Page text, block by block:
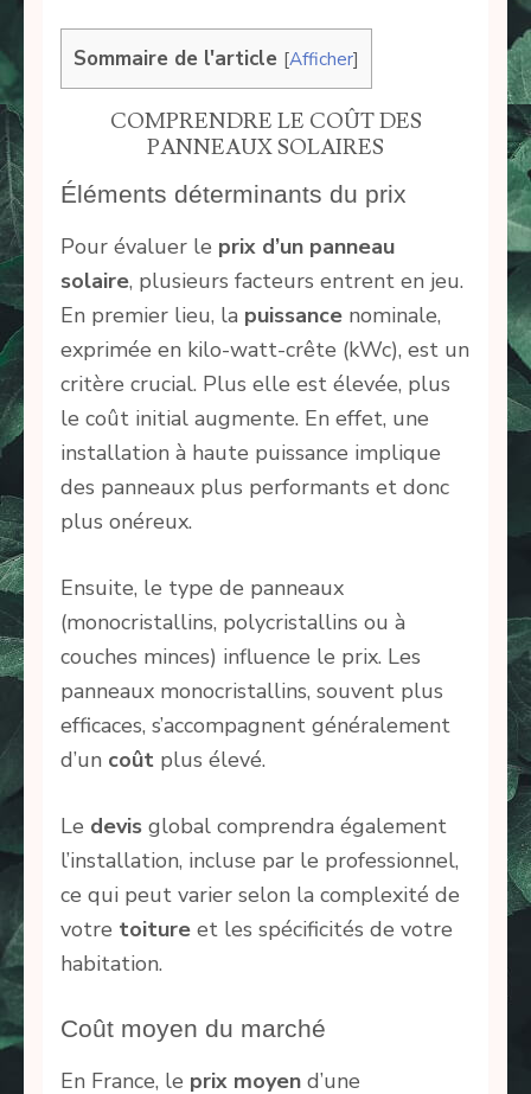
Sommaire de l'article [Afficher]
COMPRENDRE LE COÛT DES
PANNEAUX SOLAIRES
Éléments déterminants du prix
Pour évaluer le prix d’un panneau
solaire, plusieurs facteurs entrent en jeu.
En premier lieu, la puissance nominale,
exprimée en kilo-watt-crête (kWc), est un
critère crucial. Plus elle est élevée, plus
le coût initial augmente. En effet, une
installation à haute puissance implique
des panneaux plus performants et donc
plus onéreux.
Ensuite, le type de panneaux
(monocristallins, polycristallins ou à
couches minces) influence le prix. Les
panneaux monocristallins, souvent plus
efficaces, s’accompagnent généralement
d’un coût plus élevé.
Le devis global comprendra également
l’installation, incluse par le professionnel,
ce qui peut varier selon la complexité de
votre toiture et les spécificités de votre
habitation.
Coût moyen du marché
En France, le prix moyen d’une